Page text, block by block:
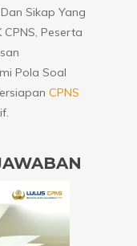
Sikap Yang
Peserta
Pola Soal
CPNS